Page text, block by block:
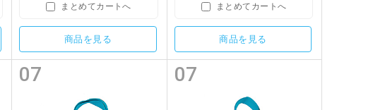
まとめてカートへ
商品を見る
まとめてカートへ
商品を見る
07 07